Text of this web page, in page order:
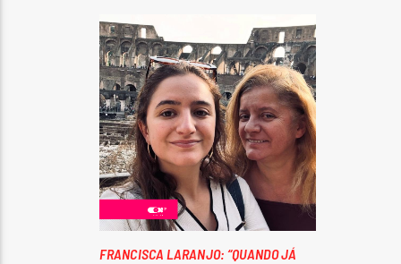
FRANCISCA LARANJO: “QUANDO JÁ